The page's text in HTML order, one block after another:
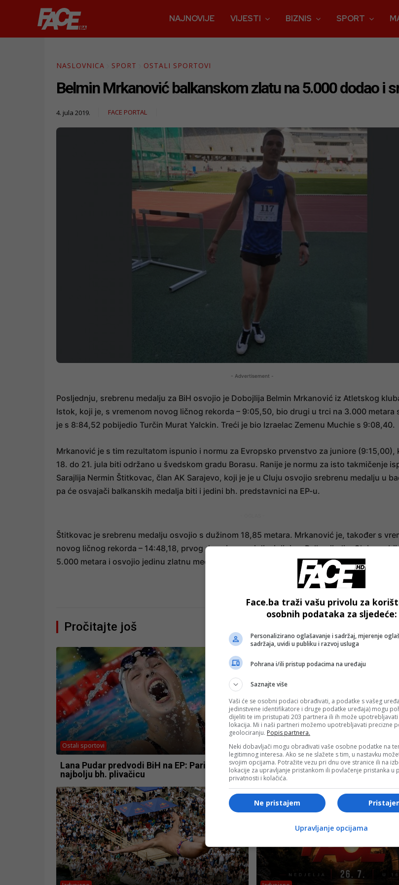
NAJNOVIJE VIJESTI BIZNIS SPORT
NASLOVNICA SPORT OSTALI SPORTOVI
Belmin Mrkanović balkanskom zlatu na 5.000 dodao i
4. jula 2019. FACE PORTAL
- Advertisement -
Posljednju, srebrenu medalju za BiH osvojio je Dobojlija Belmin Mrkanović iz Atletskog
Istok, koji je, s vremenom novog ličnog rekorda – 9:05,50, bio drugi u trci na 3.000 metara
je s 8:84,52 pobijedio Turčin Murat Yalckin. Treći je bio Izraelac Zemenu Muchie s 9:08,40.
Mrkanović je s tim rezultatom ispunio i normu za Evropsko prvenstvo za juniore (9:15,00),
18. do 21. jula biti održano u švedskom gradu Borasu. Ranije je normu za isto takmičenje
Sarajlija Nermin Štitkovac, član AK Sarajevo, koji je je u Cluju osvojio srebrenu medalju u
pa će osvajači balkanskih medalja biti i jedini bh. predstavnici na EP-u.
Štitkovac je srebrenu medalju osvojio s dužinom 18,85 metara. Mrkanović je, također s
novog ličnog rekorda – 14:48,18, prvog dana i u prvoj disciplini na Balkanijadi u Cluju,
5.000 metara i osvojio jedinu zlatnu medalju za BiH.
Pročitajte još
Ostali sportovi
Lana Pudar predvodi BiH na EP: Pariz čeka
najbolju bh. plivačicu
Izdvojeno
Rat promijenio planove MotoGP-a:
počinje na Tajlandu
Face.ba traži vašu privolu za
osobnih podataka za sljedeće:
Personalizirano oglašavanje i sadržaj, mjerenje
sadržaja, uvidi u publiku i razvoj usluga
Pohrana i/ili pristup podacima na uređaju
Saznajte više
Vaši će se osobni podaci obrađivati, a podatke s vašeg
jedinstvene identifikatore i druge podatke uređaja) mogu
dijeliti te im pristupati 203 partnera ili ih može
lokacija. Mi i naši partneri možemo upotrebljavati precizne
geolociranju. Popis partnera.
Neki dobavljači mogu obrađivati vaše osobne podatke na
legitimnog interesa. Ako se ne slažete s tim, u nastavku
svojim opcijama. Potražite vezu pri dnu ove stranice ili na
lokacije za upravljanje pristankom ili povlačenje pristanka u
privatnosti i kolačića.
Ne pristajem
Upravljanje opcijama